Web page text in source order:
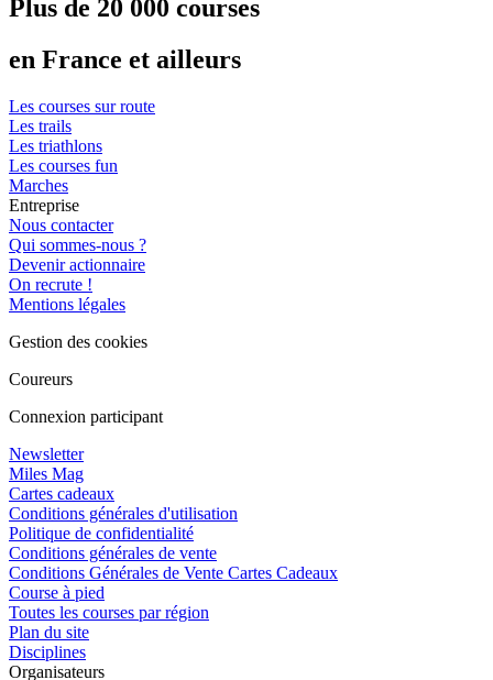
Plus de 20 000 courses
en France et ailleurs
Les courses sur route
Les trails
Les triathlons
Les courses fun
Marches
Entreprise
Nous contacter
Qui sommes-nous ?
Devenir actionnaire
On recrute !
Mentions légales
Gestion des cookies
Coureurs
Connexion participant
Newsletter
Miles Mag
Cartes cadeaux
Conditions générales d'utilisation
Politique de confidentialité
Conditions générales de vente
Conditions Générales de Vente Cartes Cadeaux
Course à pied
Toutes les courses par région
Plan du site
Disciplines
Organisateurs